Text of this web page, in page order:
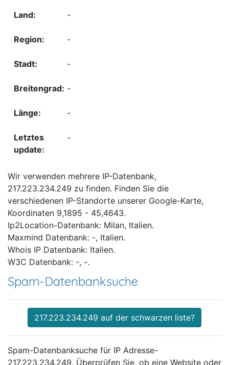
-
-
-
-
-
-
Wir verwenden mehrere IP-Datenbank,
217.223.234.249 zu finden. Finden Sie die
verschiedenen IP-Standorte unserer Google-Karte,
Koordinaten 9,1895 - 45,4643.
Ip2Location-Datenbank: Milan, Italien.
Maxmind Datenbank: -, Italien.
Whois IP Datenbank: Italien.
W3C Datenbank: -, -.
Spam-Datenbanksuche
217.223.234.249 auf der schwarzen liste?
Spam-Datenbanksuche für IP Adresse-
217.223.234.249. Überprüfen Sie, ob eine Website oder